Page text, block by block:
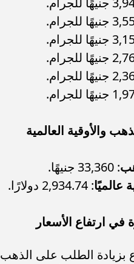
والأوقية العالمية
: 33,360 جنيهًا.
عالميًا: 2,934.74 دولارًا.
في ارتفاع الأسعار
بزيادة الطلب على
التفاصيل